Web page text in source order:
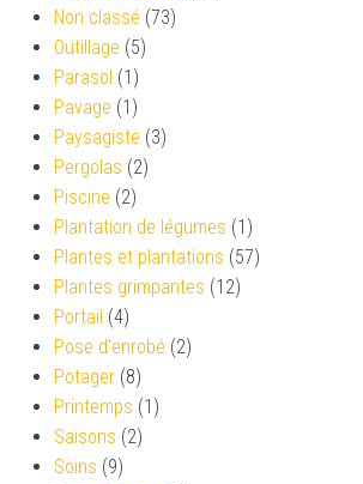
Non classé (73)
Outillage (5)
Parasol (1)
Pavage (1)
Paysagiste (3)
Pergolas (2)
Piscine (2)
Plantation de légumes (1)
Plantes et plantations (57)
Plantes grimpantes (12)
Portail (4)
Pose d'enrobé (2)
Potager (8)
Printemps (1)
Saisons (2)
Soins (9)